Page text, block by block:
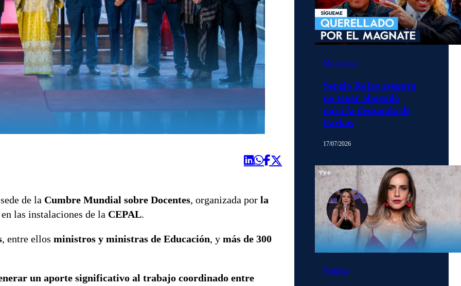
de la Cumbre Mundial sobre Docentes, organizada por la
en las instalaciones de la CEPAL.
, entre ellos ministros y ministras de Educación, y más de 300
un aporte significativo al trabajo coordinado entre
Momentos
Sergio Rojas asegura
no tener abogado
para la demanda de
Farkas
17/07/2026
Noticias